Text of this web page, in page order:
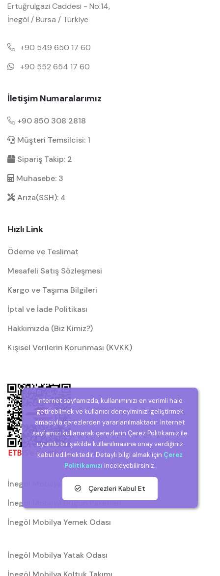
Ertuğrulgazi Caddesi - No:14,
İnegöl / Bursa / Türkiye
+90 549 650 17 60
+90 552 654 17 60
İletişim Numaralarımız
+90 850 308 2818
Müşteri Temsilcisi: 1
Sipariş Takip: 2
Muhasebe: 3
Arıza(SSH): 4
Hızlı Link
Ödeme ve Teslimat
Mesafeli Satış Sözleşmesi
Kargo ve Taşıma Bilgileri
İptal ve İade Politikası
Hakkımızda (Biz Kimiz?)
Kişisel Verilerin Korunması (KVKK)
İnegöl Mobilya
İnegöl Mobilya Düğün Paketleri
İnegöl Mobilya Yemek Odası
İnegöl Mobilya Yatak Odası
İnternet sayfamızda, kullanımınızı en verimli hale
getirebilmek ve kullanıcı deneyiminizi geliştirmek
amacıyla çerezlerden yararlanılmaktadır. İnternet
sayfamızı kullanarak çerezlerin Çerez Politikamız ile
uyumlu bir şekilde kullanılmasına onay verdiğiniz
kabul edilmektedir. Detaylı bilgi almak için Çerez
Politikamızı inceleyebilirsiniz.
Çerezleri Kabul Et